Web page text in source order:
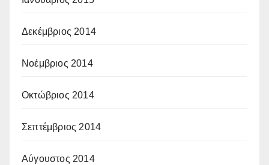
Δεκέμβριος 2014
Νοέμβριος 2014
Οκτώβριος 2014
Σεπτέμβριος 2014
Αύγουστος 2014